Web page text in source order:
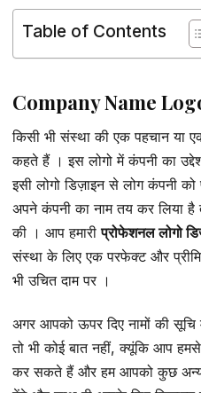
Table of Contents
Company Name
किसी भी संस्था की एक पहचान या
कहते हैं । इस लोगो में कंपनी का
इसी लोगो डिज़ाइन से लोग कंपनी
अपने कंपनी का नाम तय कर लिया है
की । आप हमारीप्रोफेशनल लोगो
संस्था के लिए एक परफेक्ट और
भी उचित दाम पर ।
अगर आपको ऊपर दिए नामों की
तो भी कोई बात नहीं, क्यूंकि आप
कर सकते हैं और हम आपको कुछ अन्य